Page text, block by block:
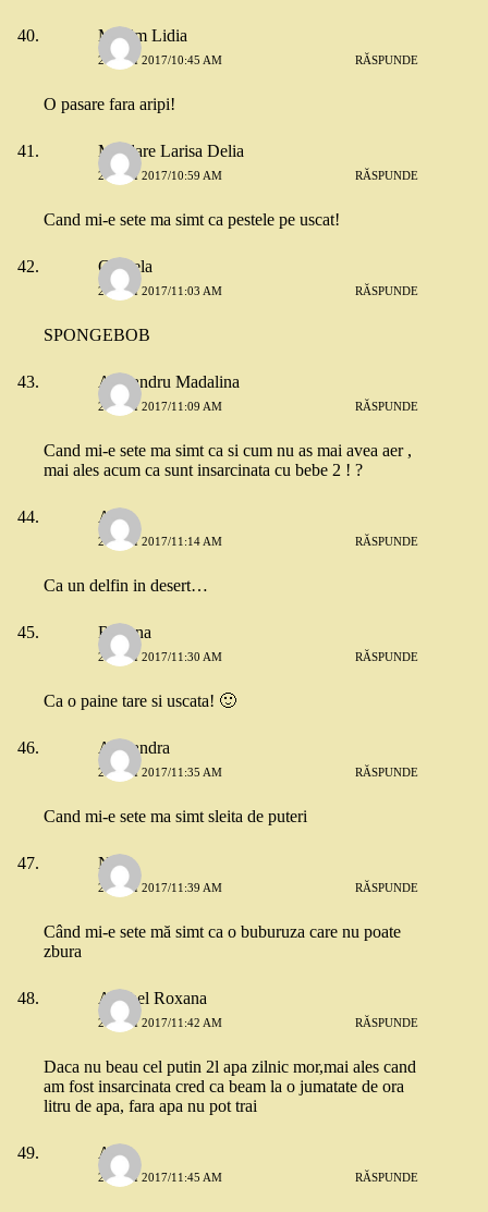
Maxim Lidia
26 MAI 2017/10:45 AM RĂSPUNDE
O pasare fara aripi!
Mardare Larisa Delia
26 MAI 2017/10:59 AM RĂSPUNDE
Cand mi-e sete ma simt ca pestele pe uscat!
Gratiela
26 MAI 2017/11:03 AM RĂSPUNDE
SPONGEBOB
Alexandru Madalina
26 MAI 2017/11:09 AM RĂSPUNDE
Cand mi-e sete ma simt ca si cum nu as mai avea aer ,
mai ales acum ca sunt insarcinata cu bebe 2 ! ?
Alina
26 MAI 2017/11:14 AM RĂSPUNDE
Ca un delfin in desert…
Roxana
26 MAI 2017/11:30 AM RĂSPUNDE
Ca o paine tare si uscata! 🙂
Alexandra
26 MAI 2017/11:35 AM RĂSPUNDE
Cand mi-e sete ma simt sleita de puteri
Nico
26 MAI 2017/11:39 AM RĂSPUNDE
Când mi-e sete mă simt ca o buburuza care nu poate
zbura
Anghel Roxana
26 MAI 2017/11:42 AM RĂSPUNDE
Daca nu beau cel putin 2l apa zilnic mor,mai ales cand
am fost insarcinata cred ca beam la o jumatate de ora
litru de apa, fara apa nu pot trai
Ana
26 MAI 2017/11:45 AM RĂSPUNDE